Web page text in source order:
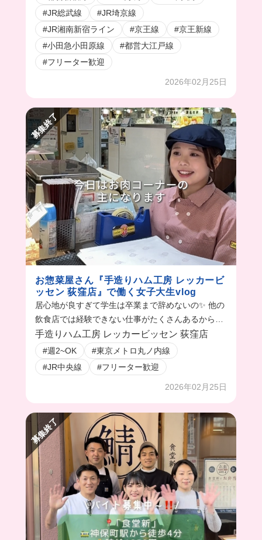
#JR総武線
#JR埼京線
#JR湘南新宿ライン
#京王線
#京王新線
#小田急小田原線
#都営大江戸線
#フリーター歓迎
2026年02月25日
募集終了
お惣菜屋さん『手造りハム工房 レッカービ
ッセン 荻窪店』で働く女子大生vlog
居心地が良すぎて学生は卒業まで辞めないの✨ 他の
飲食店では経験できない仕事がたくさんあるから新
鮮で楽しい！ 包装作業が好きな人にもおすすめかも
🤭
手造りハム工房 レッカービッセン 荻窪店
#週2~OK
#東京メトロ丸ノ内線
#JR中央線
#フリーター歓迎
2026年02月25日
募集終了